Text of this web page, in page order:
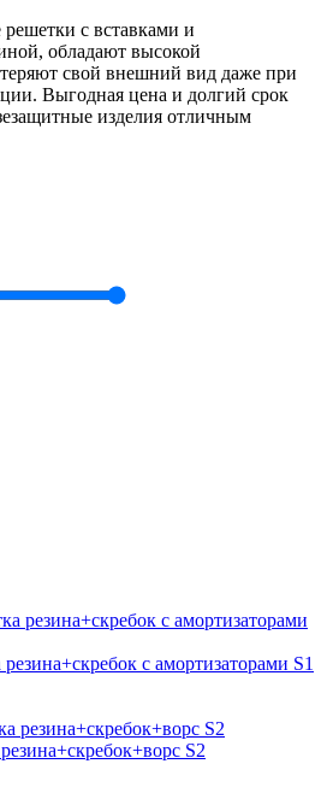
с вставками и
обладают высокой
свой внешний вид даже при
Выгодная цена и долгий срок
изделия отличным
c амортизаторами S1
S2